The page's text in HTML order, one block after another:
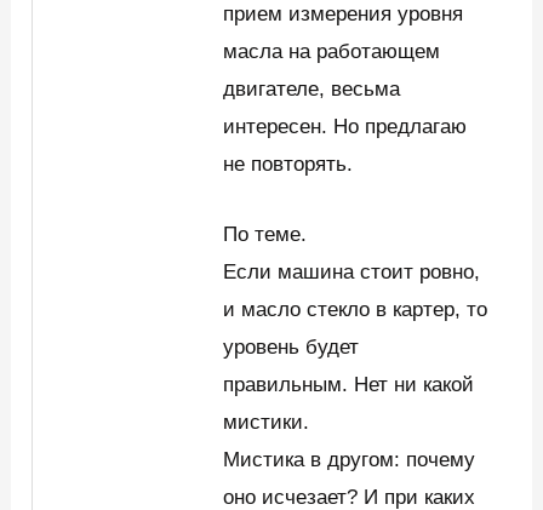
прием измерения уровня
масла на работающем
двигателе, весьма
интересен. Но предлагаю
не повторять.
По теме.
Если машина стоит ровно,
и масло стекло в картер, то
уровень будет
правильным. Нет ни какой
мистики.
Мистика в другом: почему
оно исчезает? И при каких